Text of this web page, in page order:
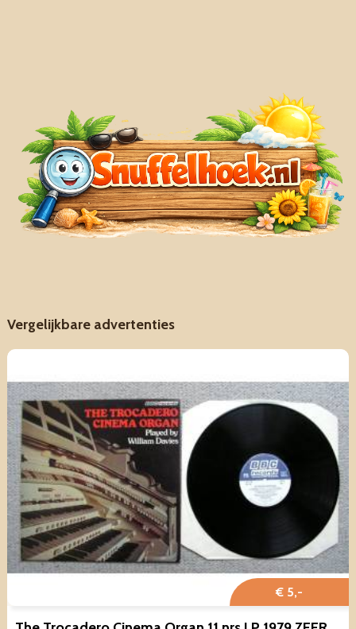
Vergelijkbare advertenties
€ 5,-